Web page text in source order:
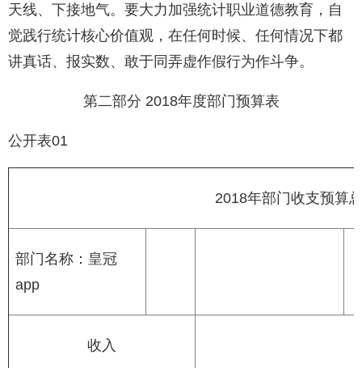
天线、下接地气。要大力加强统计职业道德教育，自
觉践行统计核心价值观，在任何时候、任何情况下都
讲真话、报实数、敢于同弄虚作假行为作斗争。
第二部分 2018年度部门预算表
公开表01
2018年部门收支预算
部门名称：皇冠
app
收入